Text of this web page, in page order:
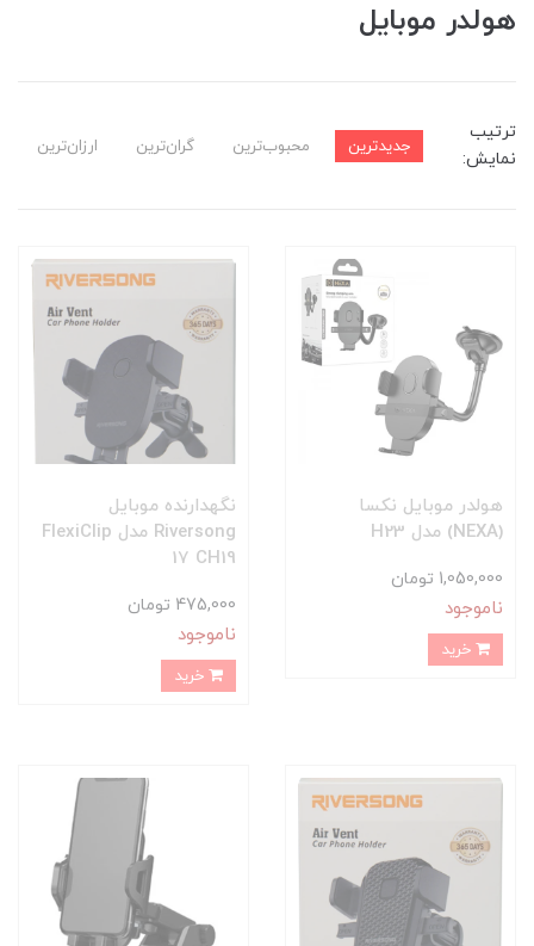
هولدر موبایل
ترتیب
نمایش:
جدیدترین محبوب‌ترین گران‌ترین ارزان‌ترین
هولدر موبایل نکسا
(NEXA) مدل H23
1,050,000 تومان
ناموجود
نگهدارنده موبایل
Riversong مدل FlexiClip
17 CH19
475,000 تومان
ناموجود